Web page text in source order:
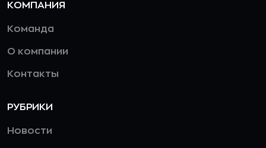
КОМПАНИЯ
Команда
О компании
Контакты
РУБРИКИ
Новости